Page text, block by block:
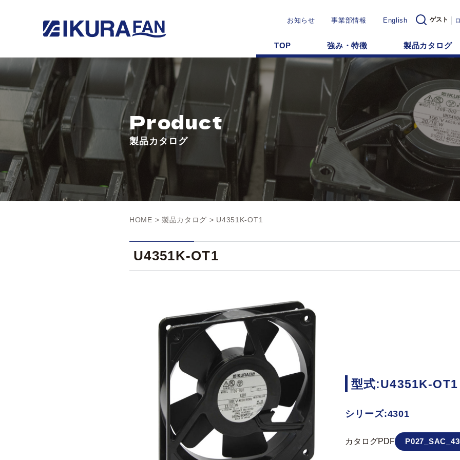
お知らせ 事業部情報 English ゲスト
TOP 強み・特徴 製品カタログ
Product
製品カタログ
HOME > 製品カタログ > U4351K-OT1
U4351K-OT1
型式:U4351K-OT1
シリーズ:4301
カタログPDF